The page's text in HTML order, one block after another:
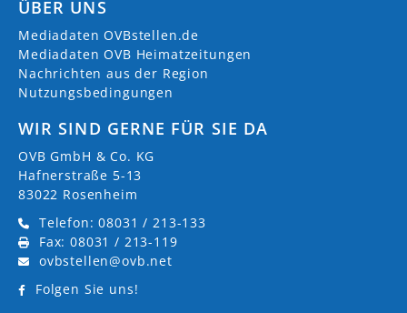
ÜBER UNS
Mediadaten OVBstellen.de
Mediadaten OVB Heimatzeitungen
Nachrichten aus der Region
Nutzungsbedingungen
WIR SIND GERNE FÜR SIE DA
OVB GmbH & Co. KG
Hafnerstraße 5-13
83022 Rosenheim
Telefon: 08031 / 213-133
Fax: 08031 / 213-119
ovbstellen@ovb.net
Folgen Sie uns!